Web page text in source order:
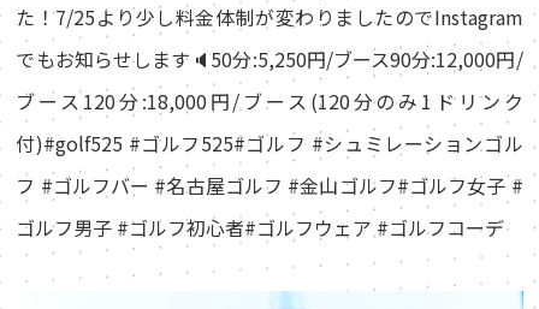
た！7/25より少し料金体制が変わりましたのでInstagram
でもお知らせします🔈50分:5,250円/ブース90分:12,000円/
ブース120分:18,000円/ブース(120分のみ1ドリンク
付)#golf525 #ゴルフ525#ゴルフ #シュミレーションゴル
フ #ゴルフバー #名古屋ゴルフ #金山ゴルフ#ゴルフ女子 #
ゴルフ男子 #ゴルフ初心者#ゴルフウェア #ゴルフコーデ